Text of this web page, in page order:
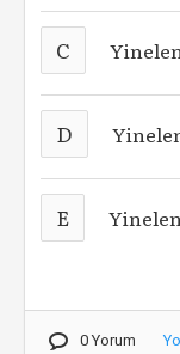
C
D
E
0 Yorum